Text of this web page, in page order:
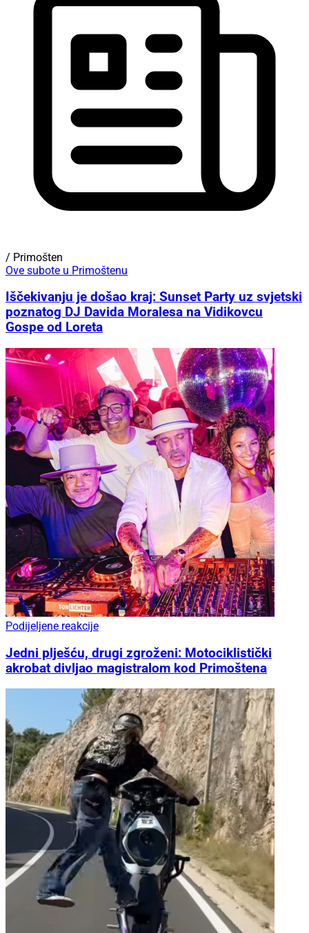
/ Primošten
Ove subote u Primoštenu
Iščekivanju je došao kraj: Sunset Party uz svjetski
poznatog DJ Davida Moralesa na Vidikovcu
Gospe od Loreta
Podijeljene reakcije
Jedni plješću, drugi zgroženi: Motociklistički
akrobat divljao magistralom kod Primoštena